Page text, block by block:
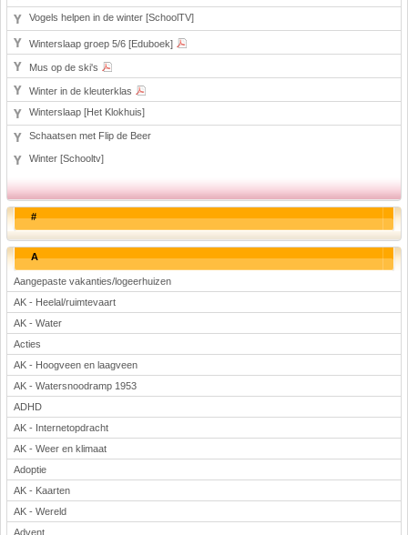
Vogels helpen in de winter [SchoolTV]
Winterslaap groep 5/6 [Eduboek]
Mus op de ski's
Winter in de kleuterklas
Winterslaap [Het Klokhuis]
Schaatsen met Flip de Beer
Winter [Schooltv]
#
A
Aangepaste vakanties/logeerhuizen
AK - Heelal/ruimtevaart
AK - Water
Acties
AK - Hoogveen en laagveen
AK - Watersnoodramp 1953
ADHD
AK - Internetopdracht
AK - Weer en klimaat
Adoptie
AK - Kaarten
AK - Wereld
Advent